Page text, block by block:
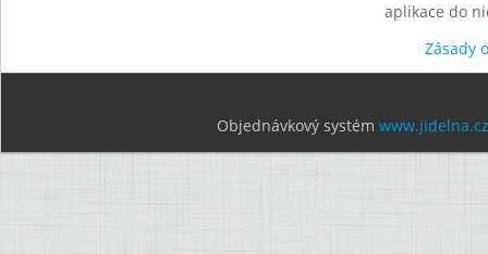
aplikace do
Zásady
Objednávkový systém www.jidelna.cz